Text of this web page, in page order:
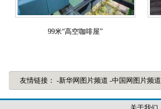
99米“高空咖啡屋”
友情链接： -新华网图片频道 -中国网图片频道